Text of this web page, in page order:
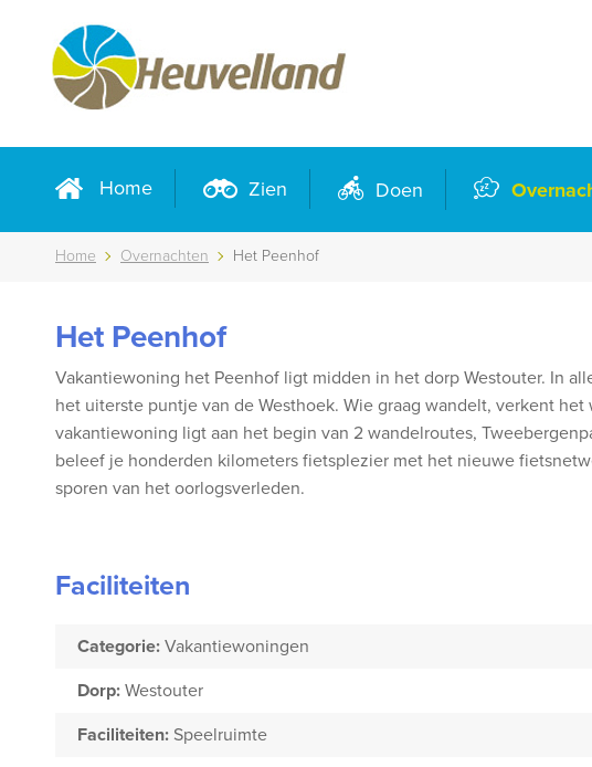
Home Zien Doen
Home Overnachten Het Peenhof
Het Peenhof
Vakantiewoning het Peenhof ligt midden in het dorp Westouter. In
het uiterste puntje van de Westhoek. Wie graag wandelt, verkent
vakantiewoning ligt aan het begin van 2 wandelroutes,
beleef je honderden kilometers fietsplezier met het nieuwe
sporen van het oorlogsverleden.
Faciliteiten
Categorie: Vakantiewoningen
Dorp: Westouter
Faciliteiten: Speelruimte